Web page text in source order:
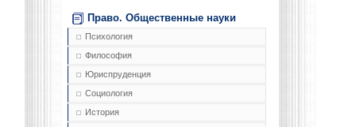
Право. Общественные науки
Психология
Философия
Юриспруденция
Социология
История